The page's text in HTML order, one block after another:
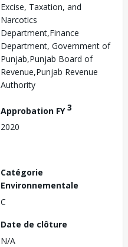
Excise, Taxation, and
Narcotics
Department,Finance
Department, Government of
Punjab,Punjab Board of
Revenue,Punjab Revenue
Authority
Approbation FY3
2020
Catégorie
Environnementale
C
Date de clôture
N/A